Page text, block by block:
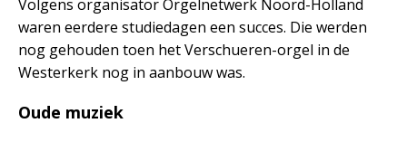
Volgens organisator Orgelnetwerk Noord-Holland
waren eerdere studiedagen een succes. Die werden
nog gehouden toen het Verschueren-orgel in de
Westerkerk nog in aanbouw was.
Oude muziek